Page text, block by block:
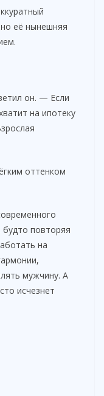
её нынешняя
он. — Если
на ипотеку
оттенком
повторяя
на
мужчину. А
исчезнет